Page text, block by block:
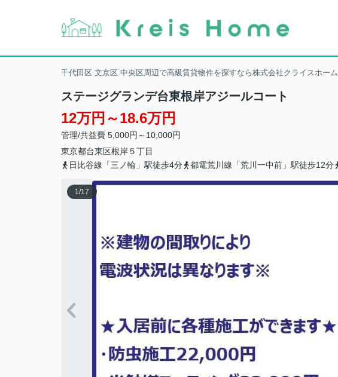
千代田区 文京区 中央区周辺で高級賃貸物件を探すなら株式会社クライスホーム
ステージグランデ台東根岸アジールコート
12万円～18.6万円
管理/共益費 5,000円～10,000円
東京都台東区根岸５丁目
日比谷線「三ノ輪」駅徒歩4分
都電荒川線「荒川一中前」駅徒歩12分
1/17